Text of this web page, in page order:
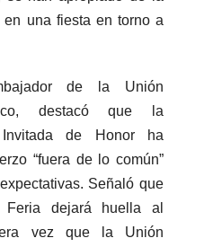
en una fiesta en torno a
de la Unión
destacó que la
Invitada de Honor ha
“fuera de lo común”
Señaló que
dejará huella al
vez que la Unión